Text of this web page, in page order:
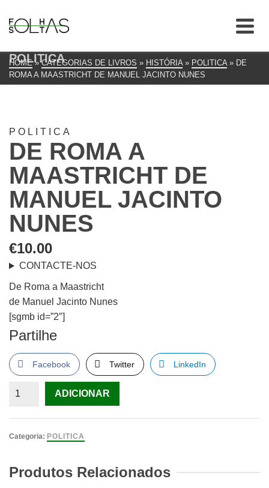
POLITICA
HOME » CATEGORIAS DE LIVROS » HISTÓRIA » POLITICA » DE
ROMA A MAASTRICHT DE MANUEL JACINTO NUNES
POLITICA
DE ROMA A
MAASTRICHT DE
MANUEL JACINTO
NUNES
€10.00
CONTACTE-NOS
De Roma a Maastricht
de Manuel Jacinto Nunes
[sgmb id=”2″]
Partilhe
Facebook Twitter LinkedIn
Quantidade
Roma
de
ADICIONAR
Categoria: POLITICA
Produtos Relacionados